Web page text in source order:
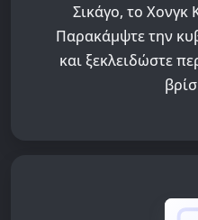
Σικάγο, το Χονγκ
Παρακάμψτε την
και ξεκλειδώστε